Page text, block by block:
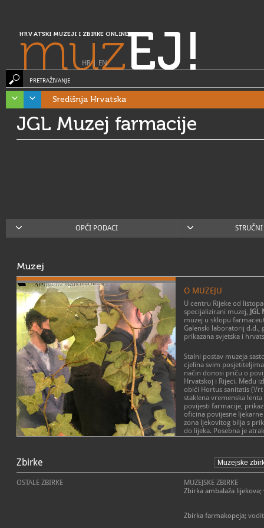
HRVATSKI MUZEJI I ZBIRKE ONLINE
muzEJ!
HR| EN
PRETRAŽIVANJE
Središnja Hrvatska
JGL Muzej farmacije
OPĆI PODACI
Muzej
O MUZEJU
U centru Rijeke od
specijalizirani muzej,
muzej u sklopu
Galenski laboratorij d.d.,
prikazana svjetska i
Stalni postav muzeja
cjelina svim
način donosi priču o
Hrvatskoj i Rijeci. Među
obići Hortus sanitatis
staklena vremenska
povijesti farmacije,
oficina povijesne
zona ljekovitog bilja s
do lijeka. Posebna je
će vam se obratiti 3D
Galena, Paracelsusa,
postao omiljeno mjesto
samo iz Rijeke nego i
Misija muzeja je
zdravstvenog i kulturnog
povijest bilo značajan
gospodarskog napretka
te očuvanje, zaštita i
Misija muzeja je i da
zajednice kao mjesto
Zbirke
OSTALE ZBIRKE
MUZEJSKE ZBIRKE
Zbirka ambalaža lijekova;
Zbirka farmakopeja;